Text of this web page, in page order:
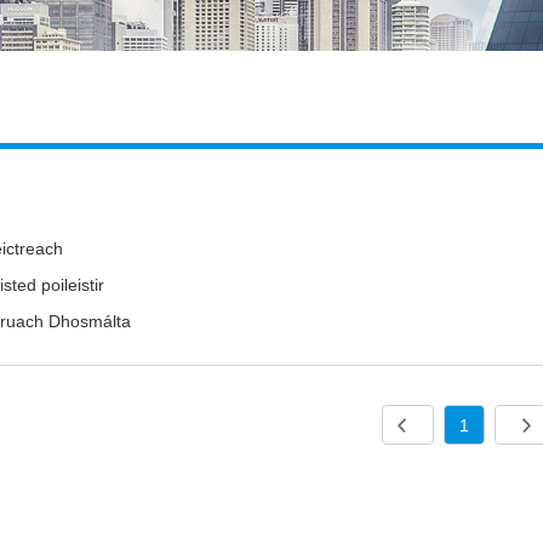
poileistir
Dhosmálta
1